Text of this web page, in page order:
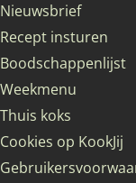
Nieuwsbrief
Recept insturen
Boodschappenlijst
Weekmenu
Thuis koks
Cookies op KookJij